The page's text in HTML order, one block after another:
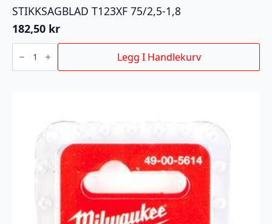
STIKKSAGBLAD T123XF 75/2,5-1,8
182,50 kr
STIKKSAGBLAD
T123XF
75/2,5-
1,8
Legg I Handlekurv